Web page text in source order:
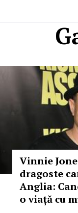
Vinnie
dragoste
Anglia:
o viață cu